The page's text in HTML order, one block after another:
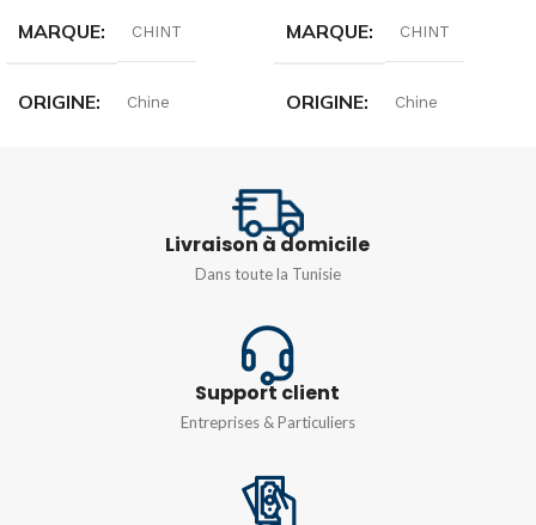
MARQUE CHINT
ORIGINE Chine
5,5 kW
MARQUE CHINT
ORIGINE Chine
10A 16A,
40A,6A
(IN)
25A
Livraison à domicile
Dans toute la Tunisie
Support client
Entreprises & Particuliers